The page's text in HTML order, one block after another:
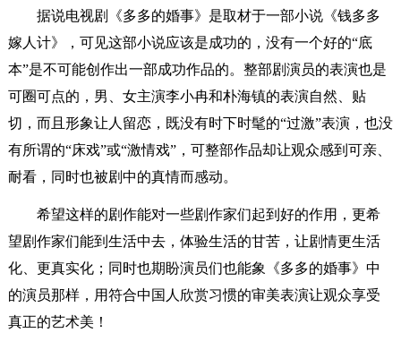
据说电视剧《多多的婚事》是取材于一部小说《钱多多
嫁人计》，可见这部小说应该是成功的，没有一个好的“底
本”是不可能创作出一部成功作品的。整部剧演员的表演也是
可圈可点的，男、女主演李小冉和朴海镇的表演自然、贴
切，而且形象让人留恋，既没有时下时髦的“过激”表演，也没
有所谓的“床戏”或“激情戏”，可整部作品却让观众感到可亲、
耐看，同时也被剧中的真情而感动。
希望这样的剧作能对一些剧作家们起到好的作用，更希
望剧作家们能到生活中去，体验生活的甘苦，让剧情更生活
化、更真实化；同时也期盼演员们也能象《多多的婚事》中
的演员那样，用符合中国人欣赏习惯的审美表演让观众享受
真正的艺术美！